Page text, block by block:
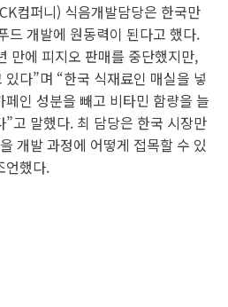
컴퍼니) 식음개발담당은 한국만
드 개발에 원동력이 된다고 했다.
만에 피지오 판매를 중단했지만,
다”며 “한국 식재료인 매실을 넣
인 성분을 빼고 비타민 함량을 늘
고 말했다. 최 담당은 한국 시장만
개발 과정에 어떻게 접목할 수 있
언했다.